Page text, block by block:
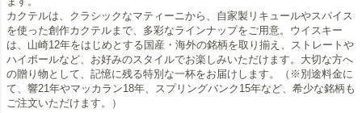
カクテルは、クラシックなマティーニから、自家製リキュールやスパイス
を使った創作カクテルまで、多彩なラインナップをご用意。​ウイスキー
は、山崎12年をはじめとする国産・海外の銘柄を取り揃え、ストレートや
ハイボールなど、お好みのスタイルでお楽しみいただけます。​大切な方へ
の贈り物として、記憶に残る特別な一杯をお届けします。（※別途料金に
て、響21年やマッカラン18年、スプリングバンク15年など、希少な銘柄も
ご注文いただけます。）